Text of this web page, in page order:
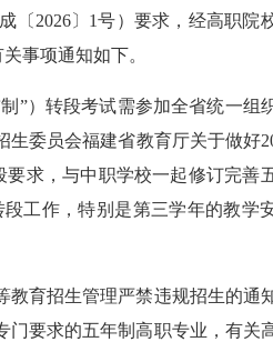
2026〕1号）要求，经高职院
事项通知如下。
）转段考试需参加全省统一组
委员会福建省教育厅关于做好
求，与中职学校一起修订完善
工作，特别是第三学年的教学
育招生管理严禁违规招生的通
门要求的五年制高职专业，有关